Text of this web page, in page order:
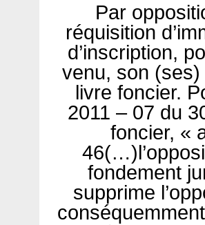
Par
réquisition
d’inscription,
venu, son
livre foncier.
2011 – 07 du
foncier, «
fondement
supprime